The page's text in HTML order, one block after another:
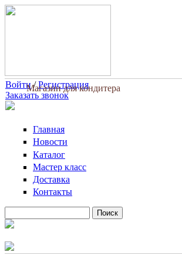
Перейти к основному содержанию
Магазин для кондитера
Войти/Регистрация
Заказать звонок
Главная
Новости
Каталог
Мастер класс
Доставка
Контакты
Форма поиска